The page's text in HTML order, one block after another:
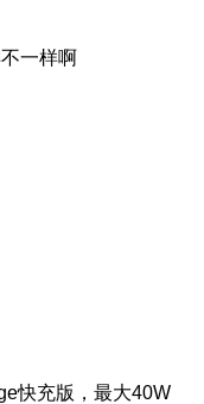
一样啊
快充版，最大40W